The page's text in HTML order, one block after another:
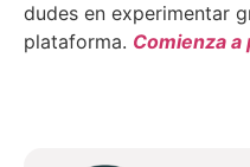
dudes en experimentar
plataforma. Comienza a